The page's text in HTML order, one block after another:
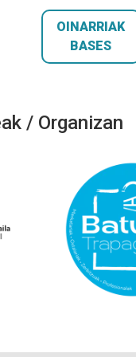
OINARRIAK
BASES
/ Organizan